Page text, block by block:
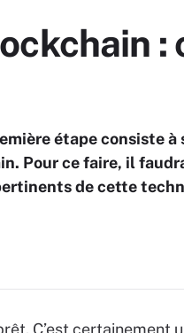
étape consiste à
Pour ce faire, il
de cette
C’est certainement